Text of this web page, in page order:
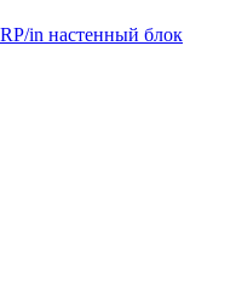
in настенный блок